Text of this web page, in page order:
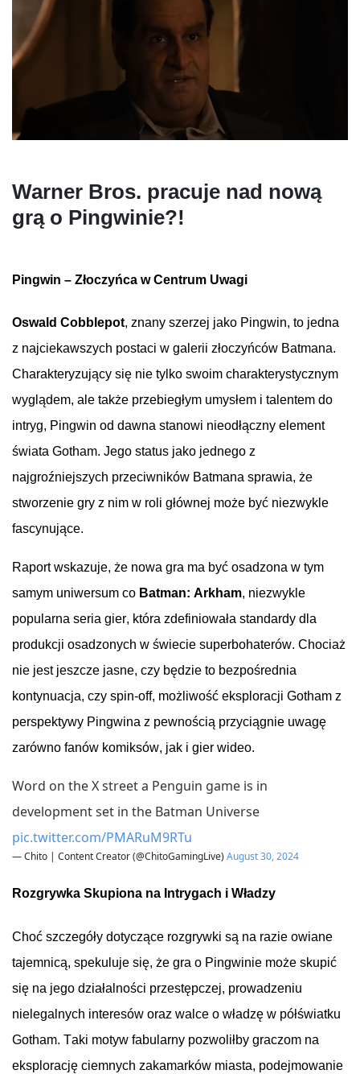
Warner Bros. pracuje nad nową
grąo Pingwinie?!
Pingwin – Złoczyńca w Centrum Uwagi
Oswald Cobblepot, znany szerzej jako Pingwin, to jedna
z najciekawszych postaci w galerii złoczyńców Batmana.
Charakteryzujący się nie tylko swoim charakterystycznym
wyglądem, ale także przebiegłym umysłem i talentem do
intryg, Pingwin od dawna stanowi nieodłączny element
świata Gotham. Jego status jako jednego z
najgroźniejszych przeciwników Batmana sprawia, że
stworzenie gry z nim w roli głównej może być niezwykle
fascynujące.
Raport wskazuje, że nowa gra ma być osadzona w tym
samym uniwersum co Batman: Arkham, niezwykle
popularna seria gier, która zdefiniowała standardy dla
produkcji osadzonych w świecie superbohaterów. Chociaż
nie jest jeszcze jasne, czy będzie to bezpośrednia
kontynuacja, czy spin-off, możliwość eksploracji Gotham z
perspektywy Pingwina z pewnością przyciągnie uwagę
zarówno fanów komiksów, jak i gier wideo.
Word on the X street a Penguin game is in
development set in the Batman Universe
pic.twitter.com/PMARuM9RTu
— Chito | Content Creator (@ChitoGamingLive) August 30, 2024
Rozgrywka Skupiona na Intrygach i Władzy
Choć szczegóły dotyczące rozgrywki są na razie owiane
tajemnicą, spekuluje się, że gra o Pingwinie może skupić
się na jego działalności przestępczej, prowadzeniu
nielegalnych interesów oraz walce o władzę w półświatku
Gotham. Taki motyw fabularny pozwoliłby graczom na
eksplorację ciemnych zakamarków miasta, podejmowanie